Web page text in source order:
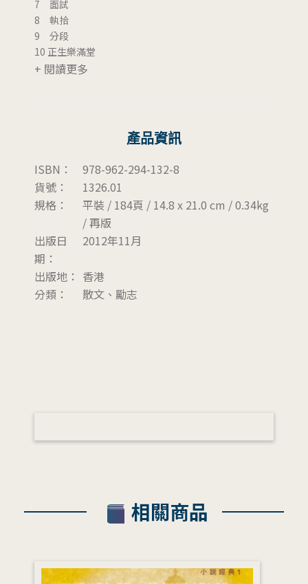
7 面試
8 執拾
9 分段
10 正生樂滿堂
+ 閱讀更多
產品資訊
ISBN：
978-962-294-132-8
貨號：
1326.01
規格：
平裝 / 184頁 / 14.8 x 21.0 cm / 0.34kg
/ 再版
出版日
期：
2012年11月
出版地： 香港
分類：
散文、勵志
相關商品